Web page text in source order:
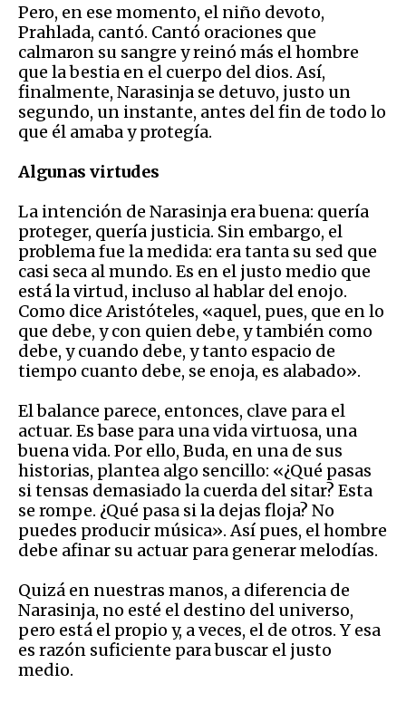
Pero, en ese momento, el niño devoto,
Prahlada, cantó. Cantó oraciones que
calmaron su sangre y reinó más el hombre
que la bestia en el cuerpo del dios. Así,
finalmente, Narasinja se detuvo, justo un
segundo, un instante, antes del fin de todo lo
que él amaba y protegía.
Algunas virtudes
La intención de Narasinja era buena: quería
proteger, quería justicia. Sin embargo, el
problema fue la medida: era tanta su sed que
casi seca al mundo. Es en el justo medio que
está la virtud, incluso al hablar del enojo.
Como dice Aristóteles, «aquel, pues, que en lo
que debe, y con quien debe, y también como
debe, y cuando debe, y tanto espacio de
tiempo cuanto debe, se enoja, es alabado».
El balance parece, entonces, clave para el
actuar. Es base para una vida virtuosa, una
buena vida. Por ello, Buda, en una de sus
historias, plantea algo sencillo: «¿Qué pasas
si tensas demasiado la cuerda del sitar? Esta
se rompe. ¿Qué pasa si la dejas floja? No
puedes producir música». Así pues, el hombre
debe afinar su actuar para generar melodías.
Quizá en nuestras manos, a diferencia de
Narasinja, no esté el destino del universo,
pero está el propio y, a veces, el de otros. Y esa
es razón suficiente para buscar el justo
medio.